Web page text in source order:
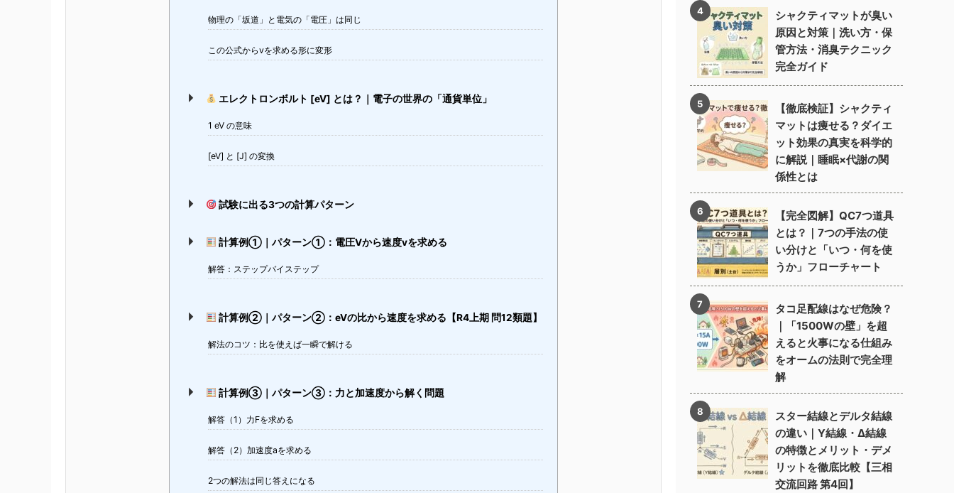
物理の「坂道」と電気の「電圧」は同じ
この公式からvを求める形に変形
エレクトロンボルト [eV] とは？｜電子の世界の「通貨単位」
1 eV の意味
[eV] と [J] の変換
試験に出る3つの計算パターン
計算例①｜パターン①：電圧Vから速度vを求める
解答：ステップバイステップ
計算例②｜パターン②：eVの比から速度を求める【R4上期 問12類題】
解法のコツ：比を使えば一瞬で解ける
計算例③｜パターン③：力と加速度から解く問題
解答（1）力Fを求める
解答（2）加速度aを求める
2つの解法は同じ答えになる
シャクティマットが臭い
原因と対策｜洗い方・保
管方法・消臭テクニック
完全ガイド
【徹底検証】シャクティ
マットは痩せる？ダイエ
ット効果の真実を科学的
に解説｜睡眠×代謝の関
係性とは
【完全図解】QC7つ道具
とは？｜7つの手法の使
い分けと「いつ・何を使
うか」フローチャート
タコ足配線はなぜ危険？
｜「1500Wの壁」を超
えると火事になる仕組み
をオームの法則で完全理
解
スター結線とデルタ結線
の違い｜Y結線・Δ結線
の特徴とメリット・デメ
リットを徹底比較【三相
交流回路 第4回】